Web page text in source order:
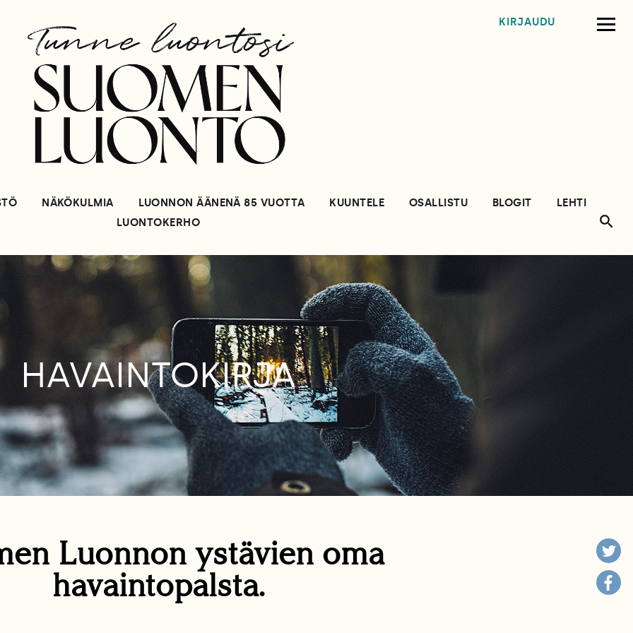
KIRJAUDU
NÄKÖKULMIA LUONNON ÄÄNENÄ 85 VUOTTA KUUNTELE OSALLISTU BLOGIT
LEHTI
LUONTOKERHO
HAVAINTOKIRJA
Luonnon ystävien oma
havaintopalsta.